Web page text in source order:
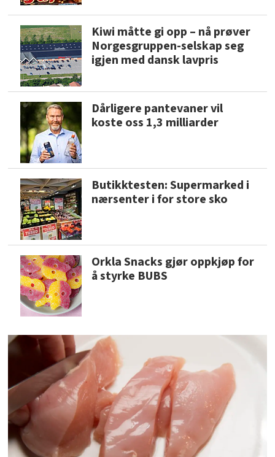
Kiwi måtte gi opp – nå prøver
Norgesgruppen-selskap seg
igjen med dansk lavpris
Dårligere pantevaner vil
koste oss 1,3 milliarder
Butikktesten: Supermarked i
nærsenter i for store sko
Orkla Snacks gjør oppkjøp for
å styrke BUBS